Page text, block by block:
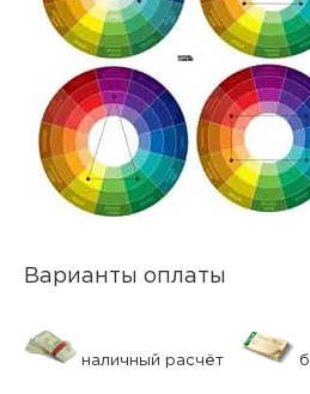
Варианты оплаты
наличный расчёт